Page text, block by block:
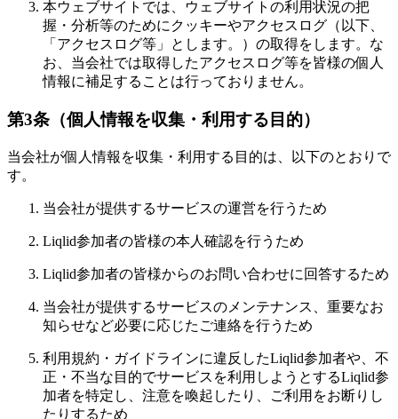
本ウェブサイトでは、ウェブサイトの利用状況の把
握・分析等のためにクッキーやアクセスログ（以下、
「アクセスログ等」とします。）の取得をします。な
お、当会社では取得したアクセスログ等を皆様の個人
情報に補足することは行っておりません。
第3条（個人情報を収集・利用する目的）
当会社が個人情報を収集・利用する目的は、以下のとおりで
す。
当会社が提供するサービスの運営を行うため
Liqlid参加者の皆様の本人確認を行うため
Liqlid参加者の皆様からのお問い合わせに回答するため
当会社が提供するサービスのメンテナンス、重要なお
知らせなど必要に応じたご連絡を行うため
利用規約・ガイドラインに違反したLiqlid参加者や、不
正・不当な目的でサービスを利用しようとするLiqlid参
加者を特定し、注意を喚起したり、ご利用をお断りし
たりするため